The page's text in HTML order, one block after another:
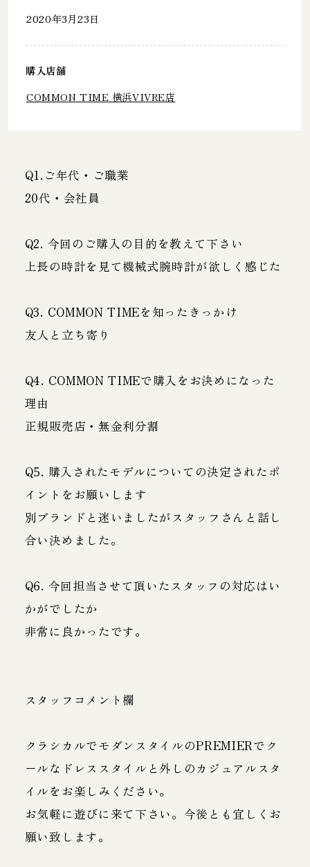
2020年3月23日
購入店舗
COMMON TIME 横浜VIVRE店
Q1.ご年代・ご職業
20代・会社員
Q2. 今回のご購入の目的を教えて下さい
上長の時計を見て機械式腕時計が欲しく感じた
Q3. COMMON TIMEを知ったきっかけ
友人と立ち寄り
Q4. COMMON TIMEで購入をお決めになった
理由
正規販売店・無金利分割
Q5. 購入されたモデルについての決定されたポ
イントをお願いします
別ブランドと迷いましたがスタッフさんと話し
合い決めました。
Q6. 今回担当させて頂いたスタッフの対応はい
かがでしたか
非常に良かったです。
スタッフコメント欄
クラシカルでモダンスタイルのPREMIERでク
ールなドレススタイルと外しのカジュアルスタ
イルをお楽しみください。
お気軽に遊びに来て下さい。今後とも宜しくお
願い致します。